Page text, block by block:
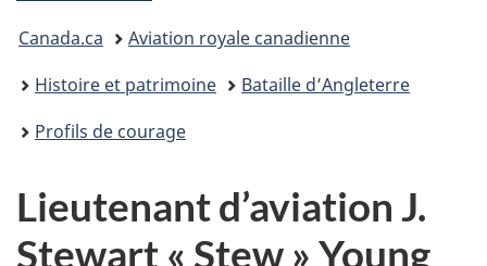
Vous
êtes
ici :
Canada.ca
Aviation royale canadienne
Histoire et patrimoine
Bataille d’Angleterre
Profils de courage
Lieutenant d’aviation J.
Stewart « Stew » Young